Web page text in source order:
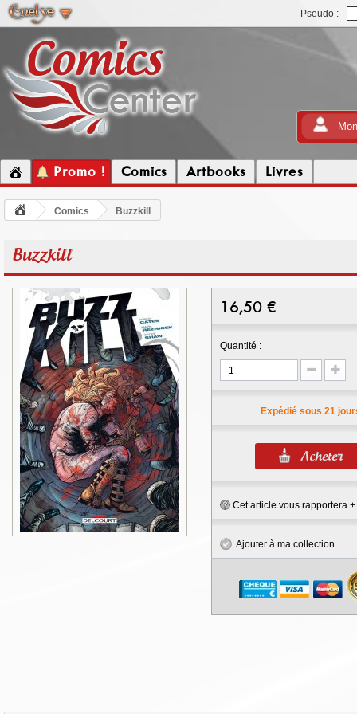
Pseudo :
Promo ! Comics Artbooks Livres
Comics Buzzkill
Buzzkill
16,50 €
Quantité :
Expédié sous 21
Cet article vous rapportera +
Ajouter à ma collection